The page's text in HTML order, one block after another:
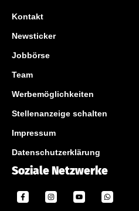
Kontakt
Newsticker
Jobbörse
Team
Werbemöglichkeiten
Stellenanzeige schalten
Impressum
Datenschutzerklärung
Soziale Netzwerke